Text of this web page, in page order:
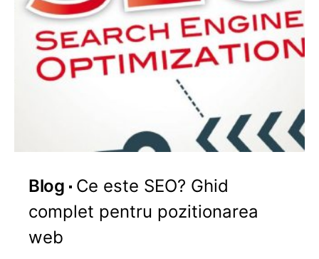
Blog
Ce este SEO? Ghid
complet pentru pozitionarea
web